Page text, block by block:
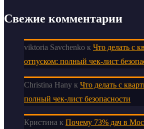
Свежие комментарии
viktoria Savchenko к Что делать с
отпуском: полный чек-лист
Christina Hany к Что делать с
полный чек-лист безопасности
Кристина к Почему 73% дач в